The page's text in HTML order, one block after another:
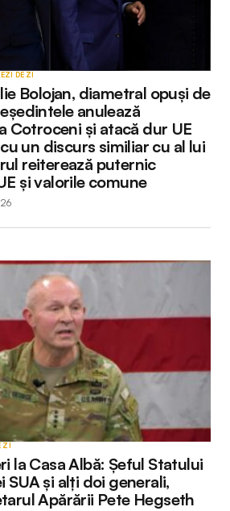
ZI DE ZI
Bolojan, diametral opuși de
anulează
Cotroceni și atacă dur UE
un discurs similiar cu al lui
reiterează puternic
și valorile comune
ZI
la Casa Albă: Șeful Statului
SUA și alți doi generali,
Apărării Pete Hegseth